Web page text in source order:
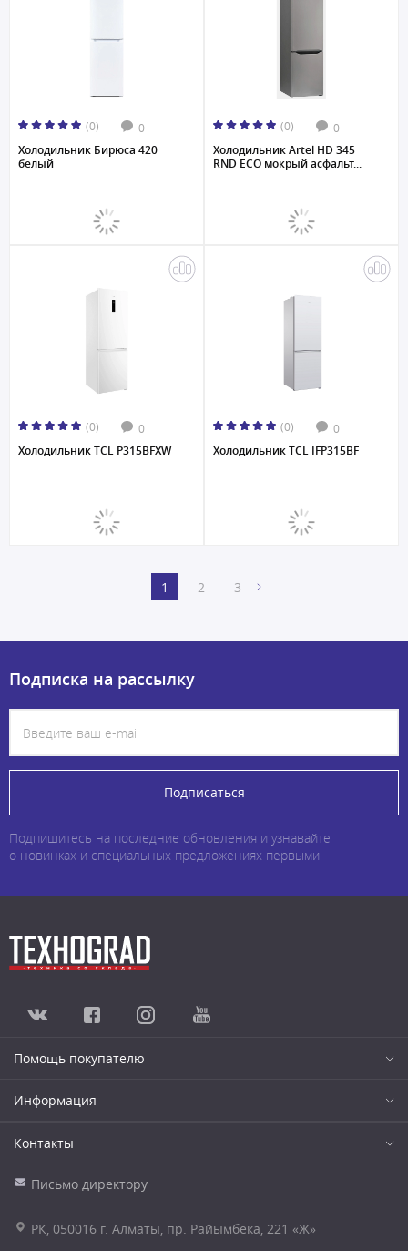
(0) 0
Холодильник Бирюса 420
белый
(0) 0
Холодильник Artel HD 345
RND ECO мокрый асфальт...
(0) 0
Холодильник TCL P315BFXW
(0) 0
Холодильник TCL IFP315BF
1 2 3
Подписка на рассылку
Подписаться
Подпишитесь на последние обновления и узнавайте
о новинках и специальных предложениях первыми
Помощь покупателю
Информация
Контакты
Письмо директору
РК, 050016 г. Алматы, пр. Райымбека, 221 «Ж»